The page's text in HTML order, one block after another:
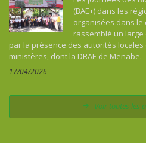
(BAE+) dans les
organisées dans le
rassemblé un large
par la présence des autorités
ministères, dont la DRAE de Menabe.
17/04/2026
Voir toutes les